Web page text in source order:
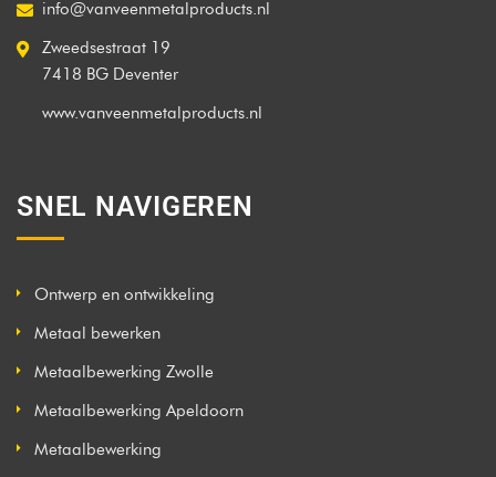
info@vanveenmetalproducts.nl
Zweedsestraat 19
7418 BG Deventer
www.vanveenmetalproducts.nl
SNEL NAVIGEREN
Ontwerp en ontwikkeling
Metaal bewerken
Metaalbewerking Zwolle
Metaalbewerking Apeldoorn
Metaalbewerking